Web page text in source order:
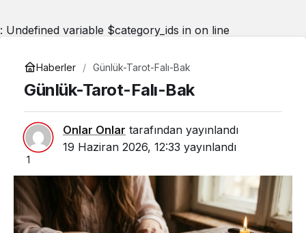
: Undefined variable $category_ids in on line
Haberler Günlük-Tarot-Falı-Bak
Günlük-Tarot-Falı-Bak
Onlar Onlar tarafından yayınlandı
19 Haziran 2026, 12:33 yayınlandı
1